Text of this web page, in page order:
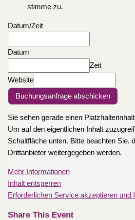
stimme zu.
Datum/Zeit
Datum
Zeit
Website
Buchungsanfrage abschicken
Sie sehen gerade einen
Um auf den eigentlichen Inhalt
Schaltfläche unten. Bitte beachten Sie,
Drittanbieter weitergegeben werden.
Mehr Informationen
Inhalt entsperren
Erforderlichen Service akzeptieren und
Share This Event